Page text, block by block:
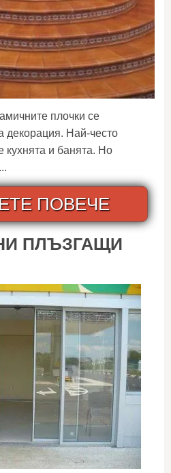
плочки се
декорация. Най-често
кухнята и банята. Но
ПОВЕЧЕ
ПЛЪЗГАЩИ